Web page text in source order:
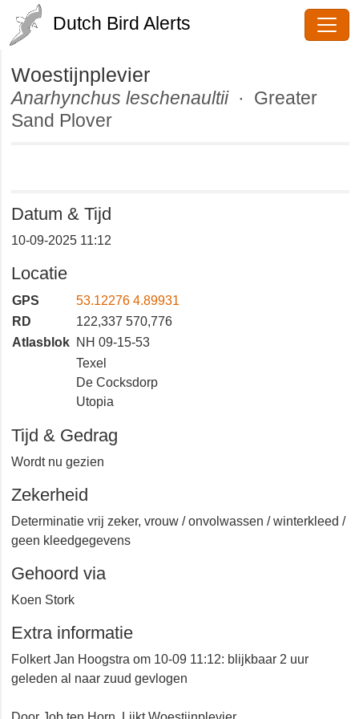
Dutch Bird Alerts
Woestijnplevier
Anarhynchus leschenaultii·
Greater Sand Plover
Datum & Tijd
10-09-2025 11:12
Locatie
GPS
53.12276 4.89931
RD
122,337 570,776
Atlasblok NH 09-15-53
Texel
De Cocksdorp
Utopia
Tijd & Gedrag
Wordt nu gezien
Zekerheid
Determinatie vrij zeker, vrouw / onvolwassen /
winterkleed / geen kleedgegevens
Gehoord via
Koen Stork
Extra informatie
Folkert Jan Hoogstra om 10-09 11:12: blijkbaar 2 uur
geleden al naar zuud gevlogen